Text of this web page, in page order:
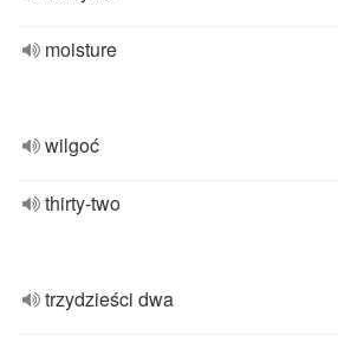
moisture
wilgoć
thirty-two
trzydzieści dwa